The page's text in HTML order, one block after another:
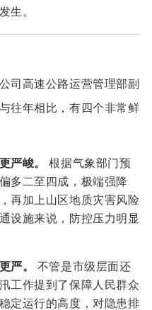
生。
司高速公路运营管理部副
往年相比，有四个非常鲜
严峻。
根据气象部门预
多二至四成，极端强降
再加上山区地质灾害风险
设施来说，防控压力明显
严。
不管是市级层面还
工作提到了保障人民群众
定运行的高度，对隐患排